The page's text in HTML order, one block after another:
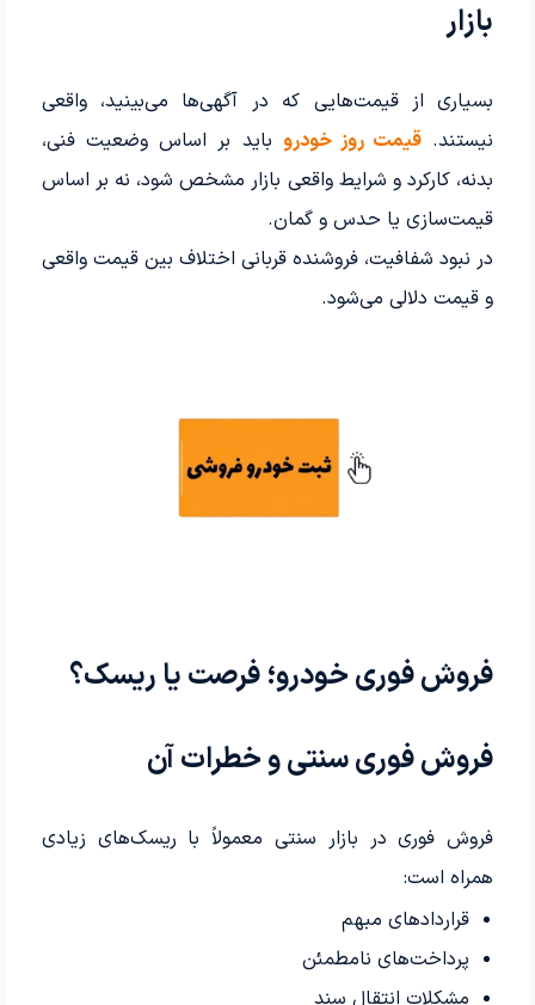
بازار
بسیاری از قیمت‌هایی که در آگهی‌ها می‌بینید، واقعی
نیستند. قیمت روز خودرو باید بر اساس وضعیت فنی،
بدنه، کارکرد و شرایط واقعی بازار مشخص شود، نه بر اساس
قیمت‌سازی یا حدس و گمان.
در نبود شفافیت، فروشنده قربانی اختلاف بین قیمت واقعی
و قیمت دلالی می‌شود.
فروش فوری خودرو؛ فرصت یا ریسک؟
فروش فوری سنتی و خطرات آن
فروش فوری در بازار سنتی معمولاً با ریسک‌های زیادی
همراه است:
قراردادهای مبهم
پرداخت‌های نامطمئن